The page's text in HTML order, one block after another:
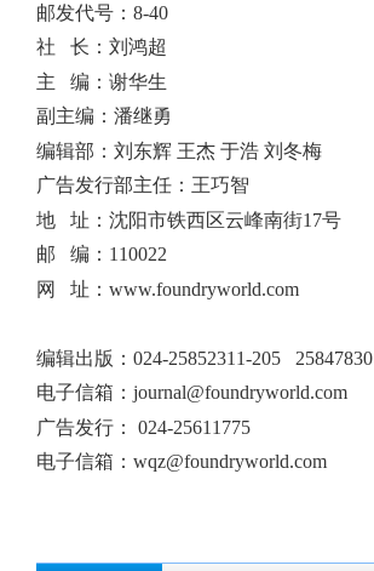
邮发代号：8-40
社 长：刘鸿超
主 编：谢华生
副主编：潘继勇
编辑部：刘东辉 王杰 于浩 刘冬梅
广告发行部主任：王巧智
地 址：沈阳市铁西区云峰南街17号
邮 编：110022
网 址：www.foundryworld.com
编辑出版 ： 024-25852311-205 25847830
电子信箱： journal@foundryworld.com
广告发行：
024-25611775
电子信箱： wqz@foundryworld.com